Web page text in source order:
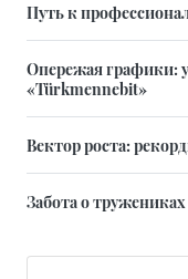
Путь к
Опережая графики:
«Türkmennebit»
Вектор роста:
Забота о